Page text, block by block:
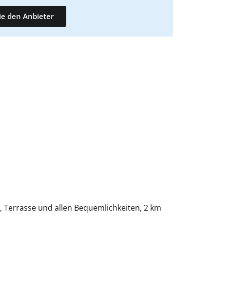
den Anbieter
und allen Bequemlichkeiten, 2 km